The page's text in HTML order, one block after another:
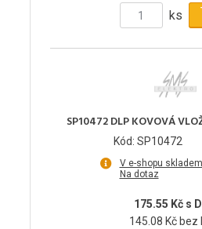
ks
SP10472 DLP KOVOVÁ
Kód: SP10472
V e-shopu
Na dotaz
175.55 Kč s
145.08 Kč bez